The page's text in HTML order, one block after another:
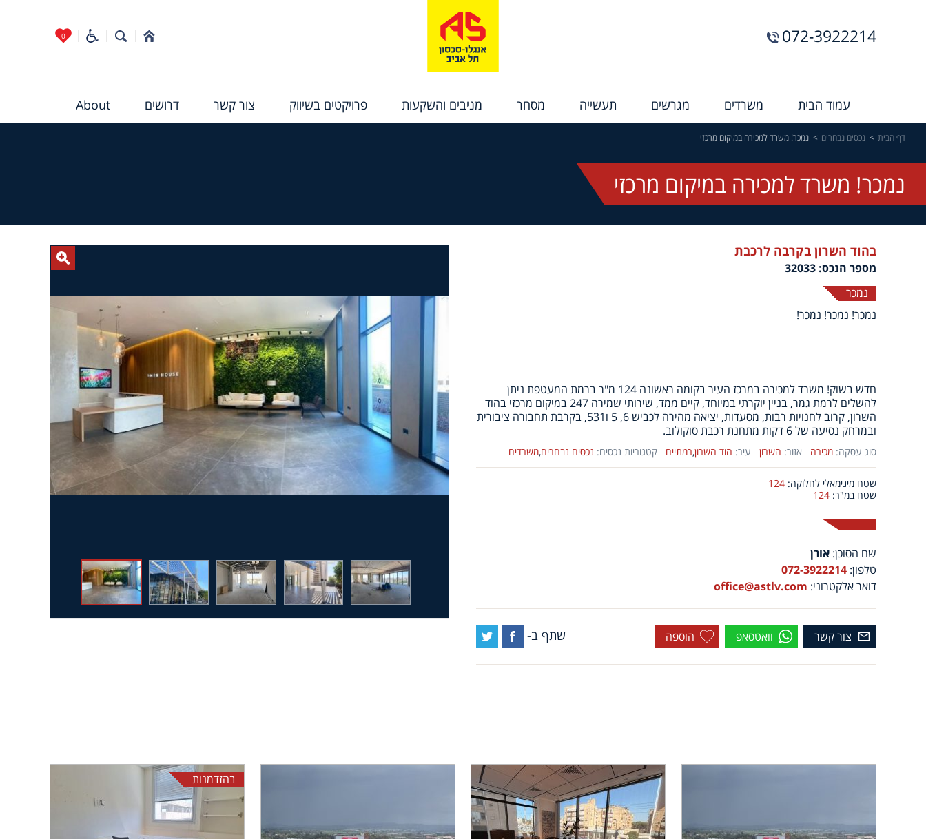
072-3922214
0
עמוד הבית משרדים מגרשים תעשייה מסחר מניבים והשקעות פרויקטים בשיווק צור קשר דרושים About
דף הבית נכסים נבחרים נמכר! משרד למכירה במיקום מרכזי
נמכר! משרד למכירה במיקום מרכזי
בהוד השרון בקרבה לרכבת
מספר הנכס: 32033
נמכר
נמכר! נמכר! נמכר!
חדש בשוק! משרד למכירה במרכז העיר בקומה ראשונה 124 מ"ר ברמת המעטפת ניתן
להשלים לרמת גמר, בניין יוקרתי במיוחד, קיים ממד, שירותי שמירה 247 במיקום מרכזי בהוד
השרון, קרוב לחנויות רבות, מסעדות, יציאה מהירה לכביש 6, 5 ו531, בקרבת תחבורה ציבורית
ובמרחק נסיעה של 6 דקות מתחנת רכבת סוקולוב.
סוג עסקה: מכירה אזור: השרון עיר: הוד השרון,רמתיים קטגוריות נכסים: נכסים נבחרים,משרדים
שטח מינימאלי לחלוקה: 124
שטח במ"ר: 124
שם הסוכן: אורן
טלפון: 072-3922214
דואר אלקטרוני: office@astlv.com
צור קשר וואטסאפ הוספה שתף ב-
בהזדמנות